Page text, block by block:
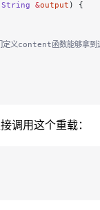
String &output ) {
义content函数能够拿到
调用这个重载：